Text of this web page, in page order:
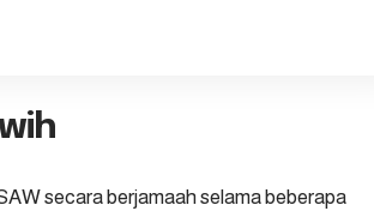
secara berjamaah selama beberapa